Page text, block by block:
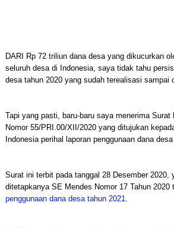
DARI Rp 72 triliun dana desa yang dikucurkan
seluruh desa di Indonesia, saya tidak tahu
desa tahun 2020 yang sudah terealisasi sampai
Tapi yang pasti, baru-baru saya menerima Surat
Nomor 55/PRI.00/XII/2020 yang ditujukan
Indonesia perihal laporan penggunaan dana
Surat ini terbit pada tanggal 28 Desember 2020,
ditetapkanya SE Mendes Nomor 17 Tahun 2020
penggunaan dana desa tahun 2021.